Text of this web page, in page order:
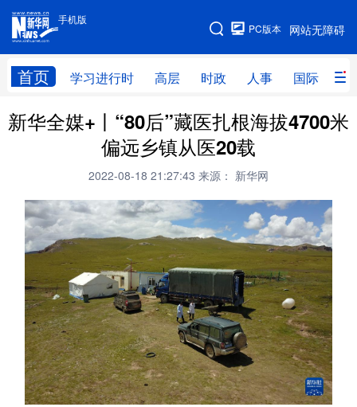
手机版
网站无障碍
PC版本
首页 学习进行时 高层 时政 人事 国际 财
手机版
网站地图
学习进行时 高层 时政 人事
财经 网评
全球连线
科技 科创 体育
文化 书画 健康 军事
访谈 视频 政务
法律 中央文件 金融 汽车
食品 人居 信息化 数字经济
学术中国 乡村振兴 银龄 溯源中国
新华全媒+丨“80后”藏医扎根海拔4700米
偏远乡镇从医20载
2022-08-18 21:27:43 来源： 新华网